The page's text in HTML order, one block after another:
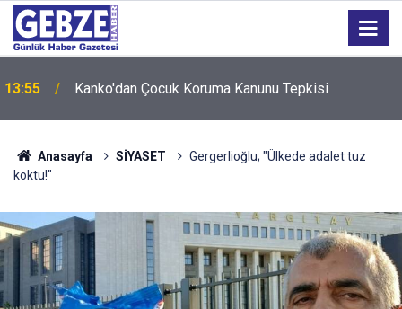
13:55 Kanko'dan Çocuk Koruma Kanunu Tepkisi
Anasayfa SİYASET
Gergerlioğlu; "Ülkede adalet tuz
koktu!"